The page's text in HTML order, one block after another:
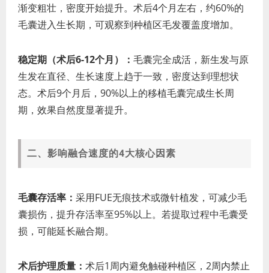
渐变粗壮，密度开始提升。术后4个月左右，约60%的
毛囊进入生长期，可观察到种植区毛发覆盖度增加。
稳定期（术后6-12个月）： 毛囊完全成活，新生发与原
生发在直径、生长速度上趋于一致，密度达到理想状
态。术后9个月后，90%以上的移植毛囊完成生长周
期，效果自然度显著提升。
二、影响融合速度的4大核心因素
毛囊存活率： 采用FUE无痕技术或微针植发，可减少毛
囊损伤，提升存活率至95%以上。若提取过程中毛囊受
损，可能延长融合期。
术后护理质量： 术后1周内避免触碰种植区，2周内禁止